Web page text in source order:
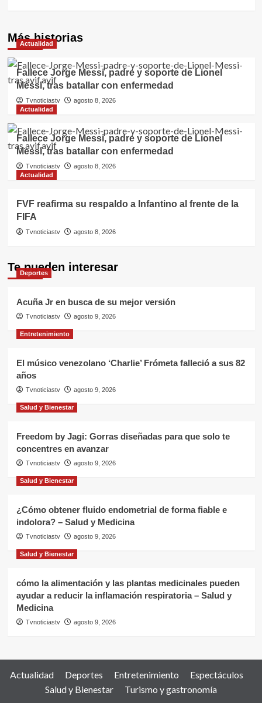
Más historias
Actualidad
Fallece Jorge Messi, padre y soporte de Lionel
Messi, tras batallar con enfermedad
Tvnoticiastv
agosto 8, 2026
Actualidad
Fallece Jorge Messi, padre y soporte de Lionel
Messi, tras batallar con enfermedad
Tvnoticiastv
agosto 8, 2026
Actualidad
FVF reafirma su respaldo a Infantino al frente de la
FIFA
Tvnoticiastv agosto 8, 2026
Te pueden interesar
Deportes
Acuña Jr en busca de su mejor versión
Tvnoticiastv agosto 9, 2026
Entretenimiento
El músico venezolano ‘Charlie’ Frómeta falleció a sus 82
años
Tvnoticiastv agosto 9, 2026
Salud y Bienestar
Freedom by Jagi: Gorras diseñadas para que solo te
concentres en avanzar
Tvnoticiastv agosto 9, 2026
Salud y Bienestar
¿Cómo obtener fluido endometrial de forma fiable e
indolora? – Salud y Medicina
Tvnoticiastv agosto 9, 2026
Salud y Bienestar
cómo la alimentación y las plantas medicinales pueden
ayudar a reducir la inflamación respiratoria – Salud y
Medicina
Tvnoticiastv agosto 9, 2026
Actualidad Deportes Entretenimiento
Espectáculos
Salud y Bienestar
Turismo y gastronomía